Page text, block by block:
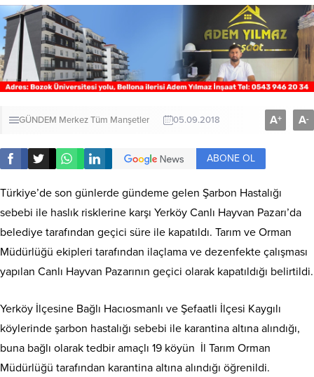
GÜNDEM MerkezTüm Manşetler 05.09.2018 A+ A-
ABONE OL
Türkiye’de son günlerde gündeme gelen Şarbon Hastalığı
sebebi ile haslık risklerine karşı Yerköy Canlı Hayvan Pazarı’da
belediye tarafından geçici süre ile kapatıldı. Tarım ve Orman
Müdürlüğü ekipleri tarafından ilaçlama ve dezenfekte çalışması
yapılan Canlı Hayvan Pazarının geçici olarak kapatıldığı belirtildi.
Yerköy İlçesine Bağlı Hacıosmanlı ve Şefaatli İlçesi Kaygılı
köylerinde şarbon hastalığı sebebi ile karantina altına alındığı,
buna bağlı olarak tedbir amaçlı 19 köyün İl Tarım Orman
Müdürlüğü tarafından karantina altına alındığı öğrenildi.